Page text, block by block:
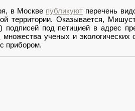
в Москве публикуют перечень
территории. Оказывается,
подписей под петицией в адрес
множества ученых и экологических
прибором.